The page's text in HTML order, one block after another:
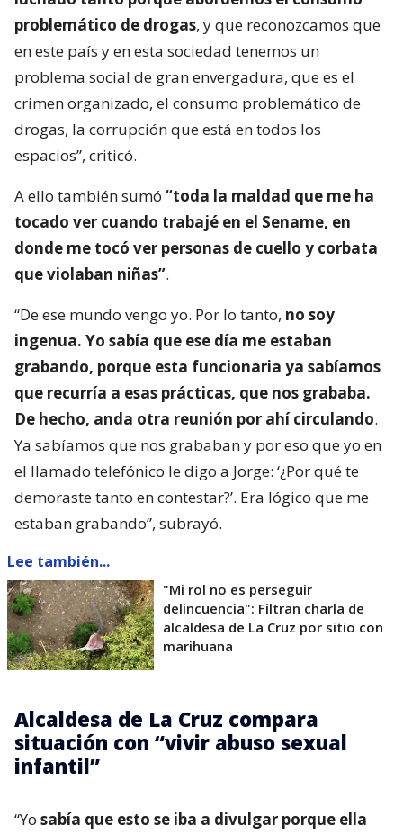
problemático de drogas, y que reconozcamos que
en este país y en esta sociedad tenemos un
problema social de gran envergadura, que es el
crimen organizado, el consumo problemático de
drogas, la corrupción que está en todos los
espacios”, criticó.
A ello también sumó “toda la maldad que me ha
tocado ver cuando trabajé en el Sename, en
donde me tocó ver personas de cuello y corbata
que violaban niñas”.
“De ese mundo vengo yo. Por lo tanto, no soy
ingenua. Yo sabía que ese día me estaban
grabando, porque esta funcionaria ya sabíamos
que recurría a esas prácticas, que nos grababa.
De hecho, anda otra reunión por ahí circulando.
Ya sabíamos que nos grababan y por eso que yo en
el llamado telefónico le digo a Jorge: ‘¿Por qué te
demoraste tanto en contestar?’. Era lógico que me
estaban grabando”, subrayó.
Lee también...
"Mi rol no es perseguir
delincuencia": Filtran charla de
alcaldesa de La Cruz por sitio con
marihuana
Alcaldesa de La Cruz compara
situación con “vivir abuso sexual
infantil”
“Yo sabía que esto se iba a divulgar porque ella